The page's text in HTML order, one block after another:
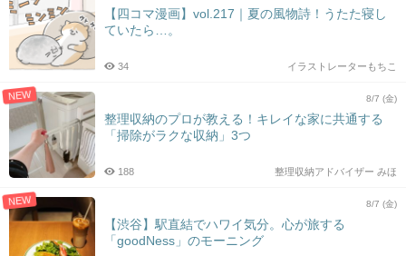
【四コマ漫画】vol.217｜夏の風物詩！うたた寝し
ていたら…。
イラストレーターもちこ
34
NEW 8/7 (金)
整理収納のプロが教える！キレイな家に共通する
「掃除がラクな収納」3つ
整理収納アドバイザー みほ
188
NEW 8/7 (金)
【渋谷】駅直結でハワイ気分。心が旅する
「goodNess」のモーニング